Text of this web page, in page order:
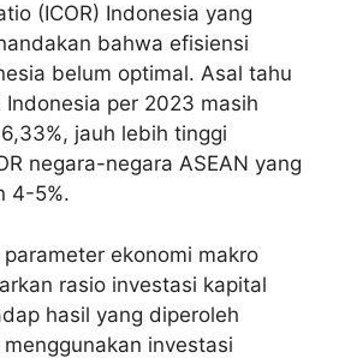
(ICOR) Indonesia yang
bahwa efisiensi
belum optimal. Asal tahu
Indonesia per 2023 masih
jauh lebih tinggi
negara-negara ASEAN yang
4-5%.
parameter ekonomi makro
rasio investasi kapital
hasil yang diperoleh
investasi